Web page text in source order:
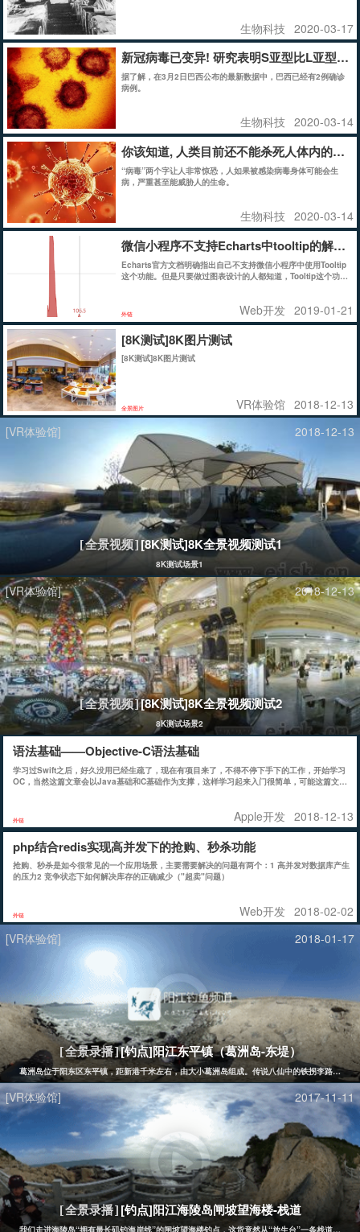
生物科技 2020-03-17
新冠病毒已变异! 研究表明S亚型比L亚型传
据了解，在3月2日巴西公布的最新数据中，巴西已经有2例确诊
病例。
生物科技 2020-03-14
你该知道, 人类目前还不能杀死人体内的任
“病毒”两个字让人非常惊恐，人如果被感染病毒身体可能会生
病，严重甚至能威胁人的生命。
生物科技 2020-03-14
微信小程序不支持Echarts中tooltip的解决
Echarts官方文档明确指出自己不支持微信小程序中使用Tooltip
这个功能。但是只要做过图表设计的人都知道，Tooltip这个功能
外链 Web开发 2019-01-21
[8K测试]8K图片测试
[8K测试]8K图片测试
全景图片 VR体验馆 2018-12-13
[VR体验馆]
2018-12-13
[全景视频][8K测试]8K全景视频测试1
8K测试场景1
[VR体验馆] 2018-12-13
[全景视频][8K测试]8K全景视频测试2
8K测试场景2
语法基础——Objective-C语法基础
学习过Swift之后，好久没用已经生疏了，现在有项目来了，不得不停下手下的工作，开始学习
OC，当然这篇文章会以Java基础和C基础作为支撑，这样学习起来入门很简单，可能这篇文章
外链 Apple开发 2018-12-13
php结合redis实现高并发下的抢购、秒杀功能
抢购、秒杀是如今很常见的一个应用场景，主要需要解决的问题有两个：1 高并发对数据库产生
的压力2 竞争状态下如何解决库存的正确减少（"超卖"问题）
外链 Web开发 2018-02-02
[VR体验馆]
2018-01-17
[全景录播][钓点]阳江东平镇（葛洲岛-东堤）
葛洲岛位于阳东区东平镇，距新港千米左右，由大小葛洲岛组成。传说八仙中的铁拐李路过东
[VR体验馆] 2017-11-11
[全景录播] [钓点]阳江海陵岛闸坡望海楼-栈道